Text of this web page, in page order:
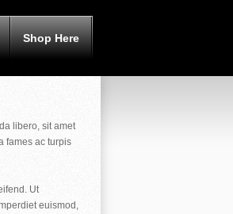
Shop Here
libero, sit amet
fames ac turpis
Ut
euismod,